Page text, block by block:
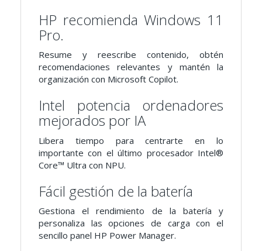
HP recomienda Windows 11
Pro.
Resume y reescribe contenido, obtén
recomendaciones relevantes y mantén la
organización con Microsoft Copilot.
Intel potencia ordenadores
mejorados por IA
Libera tiempo para centrarte en lo
importante con el último procesador Intel®
Core™ Ultra con NPU.
Fácil gestión de la batería
Gestiona el rendimiento de la batería y
personaliza las opciones de carga con el
sencillo panel HP Power Manager.